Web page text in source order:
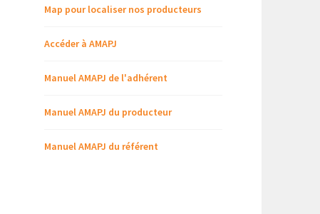
Map pour localiser nos producteurs
Accéder à AMAPJ
Manuel AMAPJ de l'adhérent
Manuel AMAPJ du producteur
Manuel AMAPJ du référent